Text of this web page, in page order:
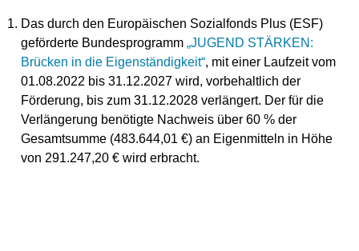
Das durch den Europäischen Sozialfonds Plus (ESF)
geförderte Bundesprogramm „JUGEND STÄRKEN:
Brücken in die Eigenständigkeit“, mit einer Laufzeit vom
01.08.2022 bis 31.12.2027 wird, vorbehaltlich der
Förderung, bis zum 31.12.2028 verlängert. Der für die
Verlängerung benötigte Nachweis über 60 % der
Gesamtsumme (483.644,01 €) an Eigenmitteln in Höhe
von 291.247,20 € wird erbracht.